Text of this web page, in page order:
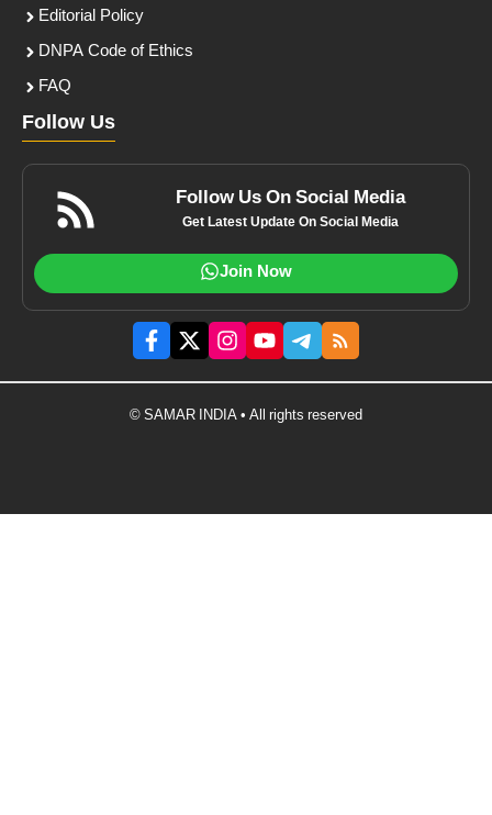
Editorial Policy
DNPA Code of Ethics
FAQ
Follow Us
Follow Us On Social Media
Get Latest Update On Social Media
Join Now
© SAMAR INDIA • All rights reserved